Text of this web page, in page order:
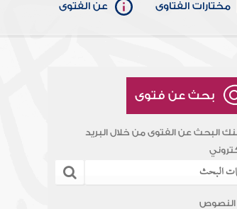
مختارات الفتاوى عن الفتوى
بحث عن فتوى
البحث عن الفتوى من خلال البريد
النصوص